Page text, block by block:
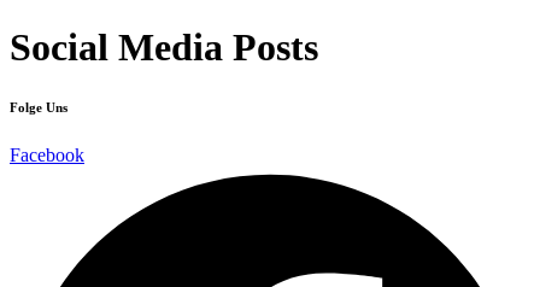
Social Media Posts
Folge Uns
Facebook